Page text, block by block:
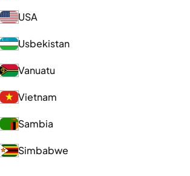
USA
Usbekistan
Vanuatu
Vietnam
Sambia
Simbabwe